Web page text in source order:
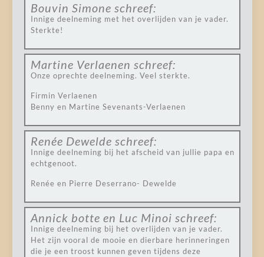
Bouvin Simone schreef:
Innige deelneming met het overlijden van je vader.
Sterkte!
Martine Verlaenen schreef:
Onze oprechte deelneming. Veel sterkte.
Firmin Verlaenen
Benny en Martine Sevenants-Verlaenen
Renée Dewelde schreef:
Innige deelneming bij het afscheid van jullie papa en
echtgenoot.
Renée en Pierre Deserrano- Dewelde
Annick botte en Luc Minoi schreef:
Innige deelneming bij het overlijden van je vader.
Het zijn vooral de mooie en dierbare herinneringen
die je een troost kunnen geven tijdens deze